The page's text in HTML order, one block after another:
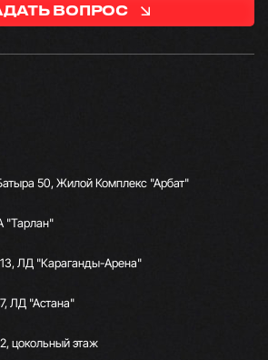
50, Жилой Комплекс "Арбат"
"Тарлан"
​ЛД "Караганды-Арена"
ЛД "Астана"
цокольный этаж
ВОПРОС